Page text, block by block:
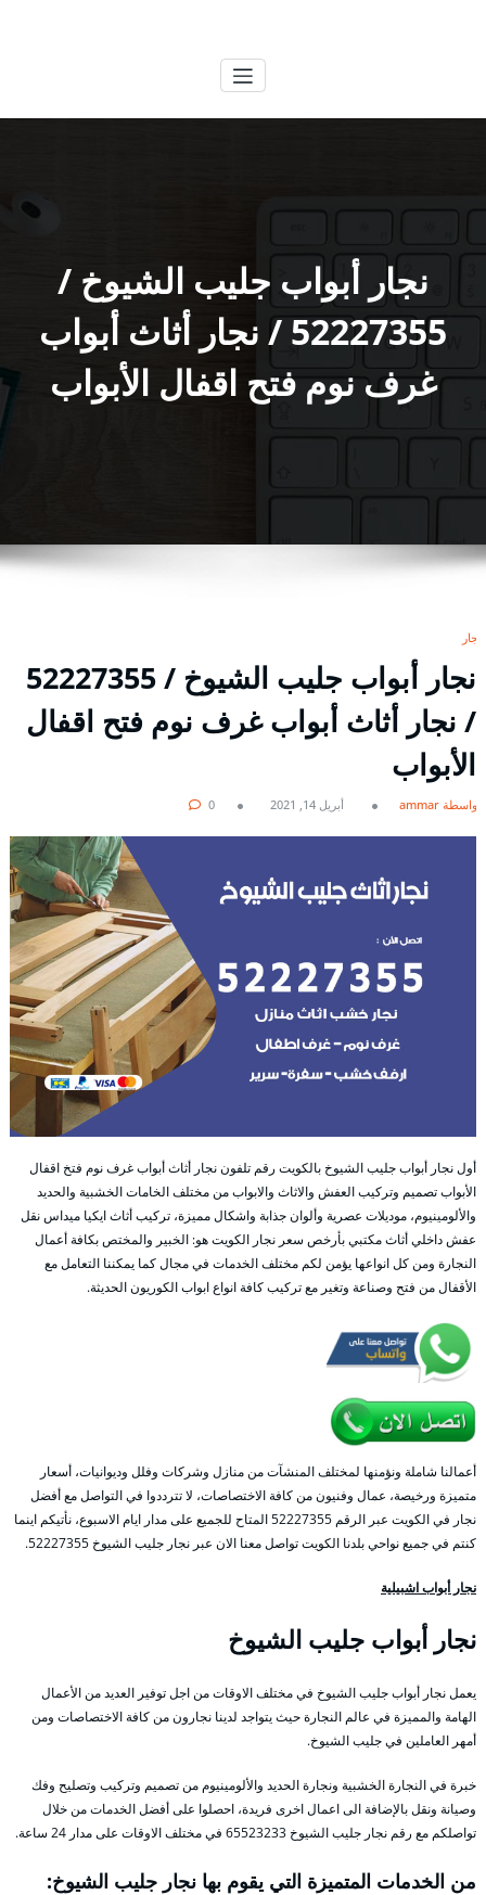
نجار أبواب جليب الشيوخ /
52227355 / نجار أثاث أبواب
غرف نوم فتح اقفال الأبواب
نجار
نجار أبواب جليب الشيوخ / 52227355
/ نجار أثاث أبواب غرف نوم فتح اقفال
الأبواب
بواسطة ammar أبريل 14, 2021 0
أول نجار أبواب جليب الشيوخ بالكويت رقم تلفون نجار أثاث أبواب غرف نوم فتخ اقفال
الأبواب تصميم وتركيب العفش والاثاث والابواب من مختلف الخامات الخشبية والحديد
والألومينيوم، موديلات عصرية وألوان جذابة واشكال مميزة، تركيب أثاث ايكيا ميداس نقل
عفش داخلي أثاث مكتبي بأرخص سعر نجار الكويت هو: الخبير والمختص بكافة أعمال
النجارة ومن كل انواعها يؤمن لكم مختلف الخدمات في مجال كما يمكننا التعامل مع
الأقفال من فتح وصناعة وتغير مع تركيب كافة انواع ابواب الكوريون الحديثة.
أعمالنا شاملة ونؤمنها لمختلف المنشآت من منازل وشركات وفلل وديوانيات، أسعار
متميزة ورخيصة، عمال وفنيون من كافة الاختصاصات، لا تترددوا في التواصل مع أفضل
نجار في الكويت عبر الرقم 52227355 المتاح للجميع على مدار ايام الاسبوع، نأتيكم اينما
كنتم في جميع نواحي بلدنا الكويت تواصل معنا الان عبر نجار جليب الشيوخ 52227355.
نجار أبواب اشبيلية
نجار أبواب جليب الشيوخ
يعمل نجار أبواب جليب الشيوخ في مختلف الاوقات من اجل توفير العديد من الأعمال
الهامة والمميزة في عالم النجارة حيث يتواجد لدينا نجارون من كافة الاختصاصات ومن
أمهر العاملين في جليب الشيوخ.
خبرة في النجارة الخشبية ونجارة الحديد والألومينيوم من تصميم وتركيب وتصليح وفك
وصيانة ونقل بالإضافة الى اعمال اخرى فريدة، احصلوا على أفضل الخدمات من خلال
تواصلكم مع رقم نجار جليب الشيوخ 65523233 في مختلف الاوقات على مدار 24 ساعة.
من الخدمات المتميزة التي يقوم بها نجار جليب الشيوخ: